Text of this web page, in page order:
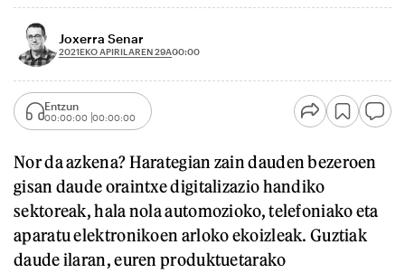
Joxerra Senar
2021EKO APIRILAREN 29A00:00
Entzun
00:00:00 00:00:00
Nor da azkena? Harategian zain dauden bezeroen
gisan daude oraintxe digitalizazio handiko
sektoreak, hala nola automozioko, telefoniako eta
aparatu elektronikoen arloko ekoizleak. Guztiak
daude ilaran, euren produktuetarako